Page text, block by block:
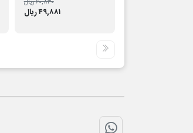
۶۰,۸۳۰ ریال
۴۹,۸۸۱ ریال